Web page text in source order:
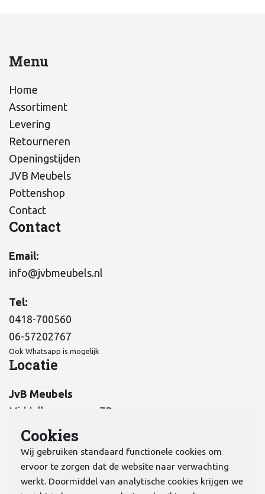
Menu
Home
Assortiment
Levering
Retourneren
Openingstijden
JVB Meubels
Pottenshop
Contact
Contact
Email:
info@jvbmeubels.nl
Tel:
0418-700560
06-57202767
Ook Whatsapp is mogelijk
Locatie
JvB Meubels
Middelkampseweg 7B
5311 PC Gameren
Cookies
Wij gebruiken standaard functionele cookies om
ervoor te zorgen dat de website naar verwachting
werkt. Doormiddel van analytische cookies krijgen we